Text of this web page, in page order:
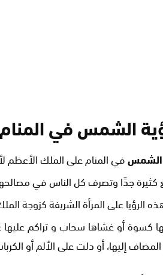
الشمس في
الشمسفي المنام على الملك الأعظم
كثيرة جدًا وتصرف كل الناس في
الرؤيا على المرأة الشريفة كزوجة
كسوة أو غشاها سحاب و تراكم
إليها، أو دلت على الألم أو